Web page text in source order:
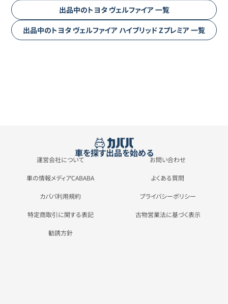
出品中のトヨタ ヴェルファイア一覧
出品中のトヨタ ヴェルファイア ハイブリッド Zプレミア一覧
車を探す出品を始める
運営会社について お問い合わせ
車の情報メディアCABABA よくある質問
カババ利用規約 プライバシーポリシー
特定商取引に関する表記 古物営業法に基づく表示
勧誘方針